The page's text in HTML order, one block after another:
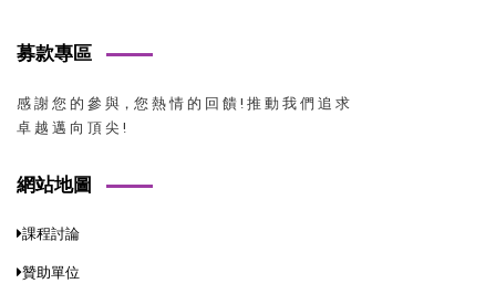
募款專區
感 謝 您 的 參 與，您 熱 情 的 回 饋 ! 推 動 我 們 追 求
卓 越 邁 向 頂 尖 !
網站地圖
課程討論
贊助單位